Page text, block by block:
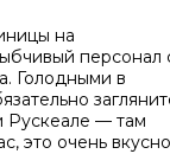
на
персонал
Голодными в
Рускеале — там
это очень